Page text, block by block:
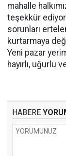
mahalle
teşekkür
sorunları
kurtarmaya
Yeni pazar
hayırlı, uğurlu
HABERE